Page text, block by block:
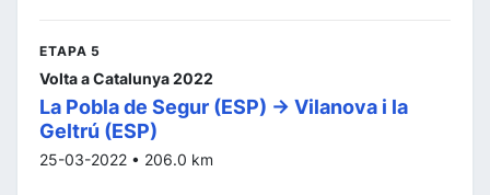
ETAPA 5
Volta a Catalunya 2022
La Pobla de Segur (ESP) -> Vilanova i la
Geltrú (ESP)
25-03-2022 • 206.0 km